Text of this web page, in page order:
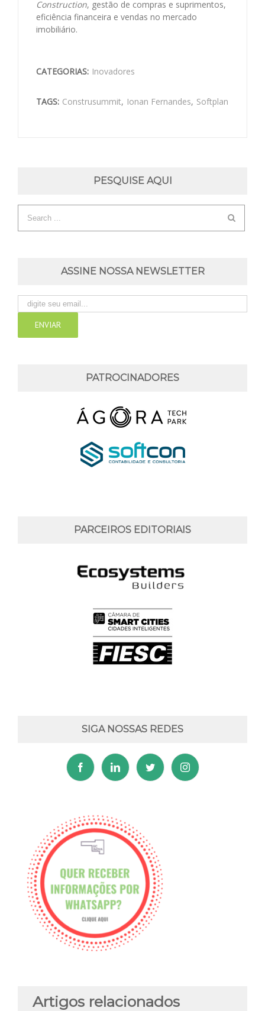
Construction, gestão de compras e suprimentos,
eficiência financeira e vendas no mercado
imobiliário.
CATEGORIAS: Inovadores
TAGS: Construsummit, Ionan Fernandes, Softplan
PESQUISE AQUI
ASSINE NOSSA NEWSLETTER
PATROCINADORES
PARCEIROS EDITORIAIS
SIGA NOSSAS REDES
Artigos relacionados